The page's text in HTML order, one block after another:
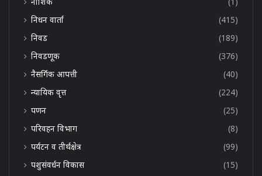
निधन वार्ता
(415)
निवड
(189)
निवडणूक
(376)
नैसर्गिक आपत्ती
(40)
न्यायिक वृत्त
(224)
पणन
(25)
परिवहन विभाग
(8)
पर्यटन व तीर्थक्षेत्र
(99)
पशुसंवर्धन विकास
(15)